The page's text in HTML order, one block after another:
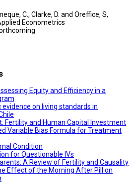
C., Clarke, D. and Oreffice, S,
Econometrics
Equity and Efficiency in a
on living standards in
Fertility and Human Capital Investment
Variable Bias Formula for Treatment
Condition
for Questionable IVs
A Review of Fertility and Causality
Effect of the Morning After Pill on